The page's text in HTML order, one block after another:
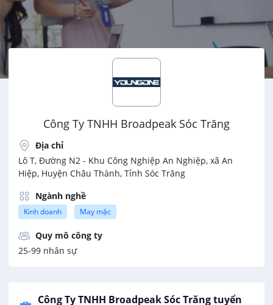
Công Ty TNHH Broadpeak Sóc Trăng
Địa chỉ
Lô T, Đường N2 - Khu Công Nghiệp An Nghiệp, xã An
Hiệp, Huyện Châu Thành, Tỉnh Sóc Trăng
Ngành nghề
Kinh doanh May mặc
Quy mô công ty
25-99 nhân sự
Công Ty TNHH Broadpeak Sóc Trăng tuyển